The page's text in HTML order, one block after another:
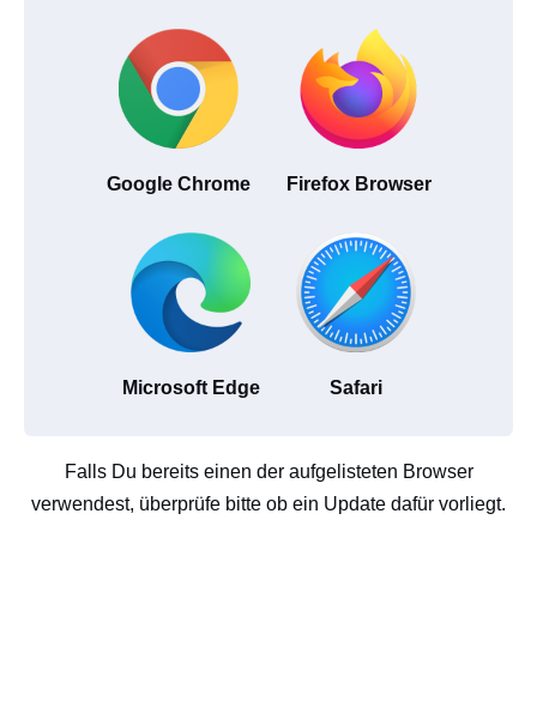
Google Chrome Firefox Browser
Microsoft Edge Safari
Falls Du bereits einen der aufgelisteten Browser
verwendest, überprüfe bitte ob ein Update dafür vorliegt.